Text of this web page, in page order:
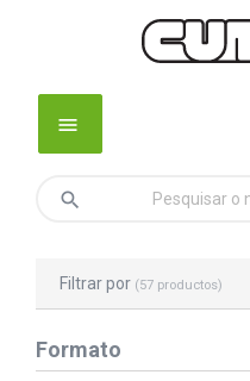
menu
search
Filtrar por (57 productos)
Formato